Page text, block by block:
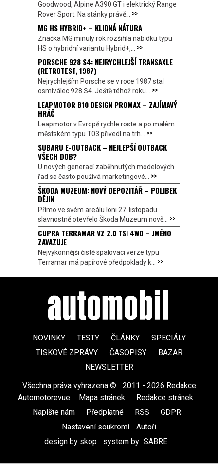
Goodwood, Alpine A390 GT i elektrický Range
Rover Sport. Na stánky právě... >>
MG HS HYBRID+ – KLIDNÁ NÁTURA
Značka MG minulý rok rozšířila nabídku typu
HS o hybridní variantu Hybrid+,... >>
PORSCHE 928 S4: NEJRYCHLEJŠÍ TRANSAXLE
(RETROTEST, 1987)
Nejrychlejším Porsche se v roce 1987 stal
osmiválec 928 S4. Ještě téhož roku... >>
LEAPMOTOR B10 DESIGN PROMAX – ZAJÍMAVÝ
HRÁČ
Leapmotor v Evropě rychle roste a po malém
městském typu T03 přivedl na trh... >>
SUBARU E-OUTBACK – NEJLEPŠÍ OUTBACK
VŠECH DOB?
U nových generací zaběhnutých modelových
řad se často používá marketingové... >>
ŠKODA MUZEUM: NOVÝ DEPOZITÁŘ – POLIBEK
DĚJIN
Přímo ve svém areálu loni 27. listopadu
slavnostně otevřelo Škoda Muzeum nově... >>
CUPRA TERRAMAR VZ 2.0 TSI 4WD – JMÉNO
ZAVAZUJE
Nejvýkonnější čistě spalovací verze typu
Terramar má papírové předpoklady k... >>
NOVINKY TESTY ČLÁNKY
SPECIÁLY
TISKOVÉ ZPRÁVY
ČASOPISY
BAZAR
NEWSLETTER
Všechna práva vyhrazena ©
2011 - 2026 Redakce
Automotorevue
Mapa stránek Redakce stránek
Napište nám
Předplatné RSS GDPR
Nastavení soukromí
Autoři
design by skop
system by SABRE